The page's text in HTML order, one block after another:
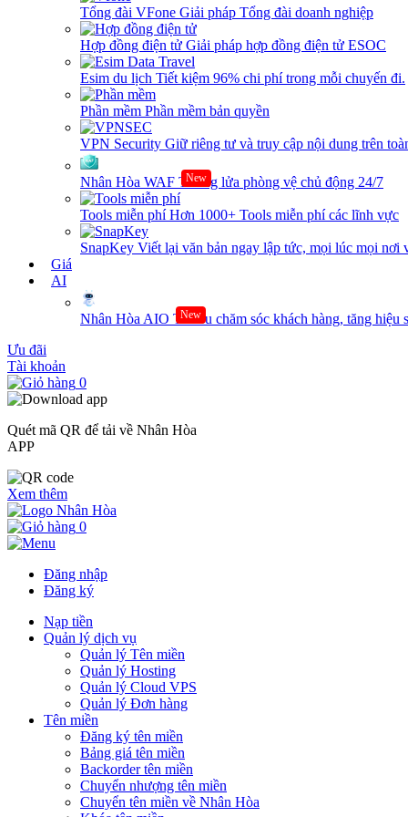
Tổng đài VFone Giải pháp Tổng đài doanh nghiệp
Hợp đồng điện tử Giải pháp hợp đồng điện tử ESOC
Esim du lịch Tiết kiệm 96% chi phí trong mỗi chuyến đi.
Phần mềm Phần mềm bản quyền
VPN Security Giữ riêng tư và truy cập nội dung trên
Nhân Hòa WAF New
Tường lửa phòng vệ chủ động 24/7
Tools miễn phíHơn 1000+ Tools miễn phí các lĩnh vực
SnapKey Viết lại văn bản ngay lập tức, mọi lúc mọi nơi
Giá
AI
Nhân Hòa AIO New
Tối ưu chăm sóc khách hàng, tăng hiệu
Ưu đãi
Tài khoản
0
Quét mã QR để tải về Nhân Hòa
APP
Xem thêm
0
Đăng nhập
Đăng ký
Nạp tiền
Quản lý dịch vụ
Quản lý Tên miền
Quản lý Hosting
Quản lý Cloud VPS
Quản lý Đơn hàng
Tên miền
Đăng ký tên miền
Bảng giá tên miền
Backorder tên miền
Chuyển nhượng tên miền
Chuyển tên miền về Nhân Hòa